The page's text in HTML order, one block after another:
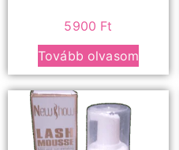
5900 Ft
Tovább olvasom